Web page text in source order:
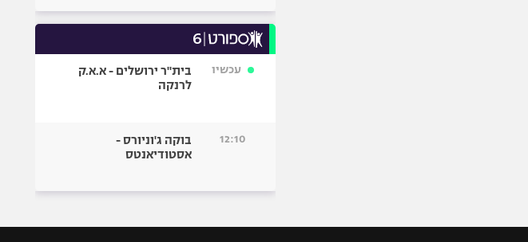
עכשיו
בית"ר ירושלים - א.א.ק
לרנקה
12:10
בוקה ג'וניורס -
אסטודיאנטס